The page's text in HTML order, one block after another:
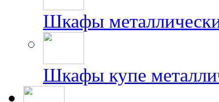
Шкафы
Шкафы купе